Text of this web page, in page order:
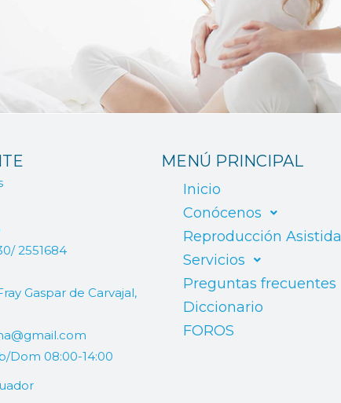
2551684
Gaspar de Carvajal,
Dom 08:00-14:00
MENÚ PRINCIPAL
Inicio
Conócenos
Reproducción Asistida
Servicios
Preguntas frecuentes
Diccionario
FOROS